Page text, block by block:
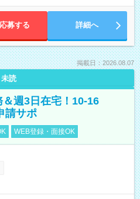
応募する 詳細へ
掲載日：2026.08.07
未読
週3日在宅！10-16
請サポ
WEB登録・面接OK